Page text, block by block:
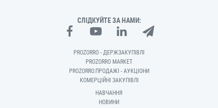
СЛІДКУЙТЕ ЗА НАМИ:
PROZORRO - ДЕРЖЗАКУПІВЛІ
PROZORRO MARKET
PROZORRO.ПРОДАЖІ - АУКЦІОНИ
КОМЕРЦІЙНІ ЗАКУПІВЛІ
НАВЧАННЯ
НОВИНИ